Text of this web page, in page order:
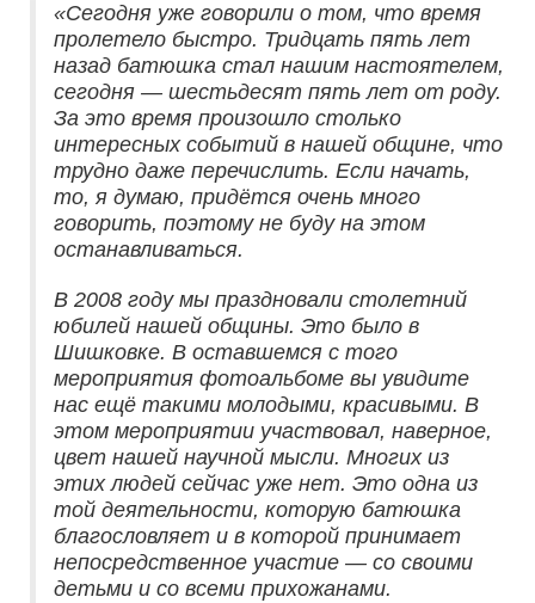
«Сегодня уже говорили о том, что время
пролетело быстро. Тридцать пять лет
назад батюшка стал нашим настоятелем,
сегодня — шестьдесят пять лет от роду.
За это время произошло столько
интересных событий в нашей общине, что
трудно даже перечислить. Если начать,
то, я думаю, придётся очень много
говорить, поэтому не буду на этом
останавливаться.
В 2008 году мы праздновали столетний
юбилей нашей общины. Это было в
Шишковке. В оставшемся с того
мероприятия фотоальбоме вы увидите
нас ещё такими молодыми, красивыми. В
этом мероприятии участвовал, наверное,
цвет нашей научной мысли. Многих из
этих людей сейчас уже нет. Это одна из
той деятельности, которую батюшка
благословляет и в которой принимает
непосредственное участие — со своими
детьми и со всеми прихожанами.